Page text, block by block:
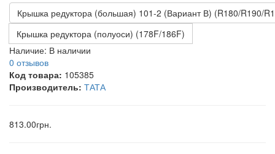
Крышка редуктора (большая) 101-2 (Вариант В) (R180/R190/
Крышка редуктора (полуоси) (178F/186F)
Наличие: В наличии
0 отзывов
Код товара: 105385
Производитель: ТАТА
813.00грн.